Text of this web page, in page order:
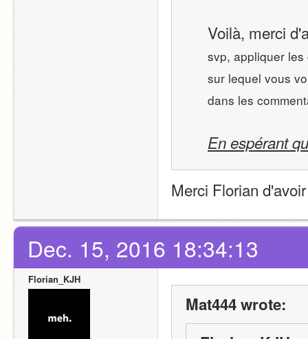
Voilà, merci
svp, appliquer
sur lequel vous
dans les
En espérant
Merci Florian
Dec. 15, 2016 18:34:13
Florian_KJH
Mat444 wrote: